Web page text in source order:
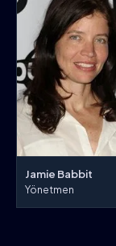
Jamie Babbit
Yönetmen